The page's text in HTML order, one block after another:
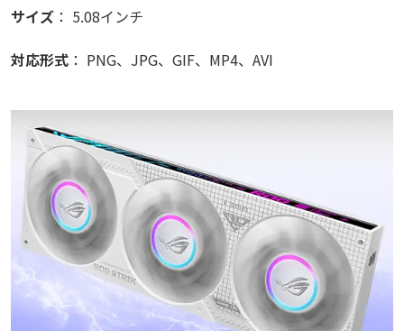
サイズ ： 5.08インチ
対応形式 ： PNG、JPG、GIF、MP4、AVI